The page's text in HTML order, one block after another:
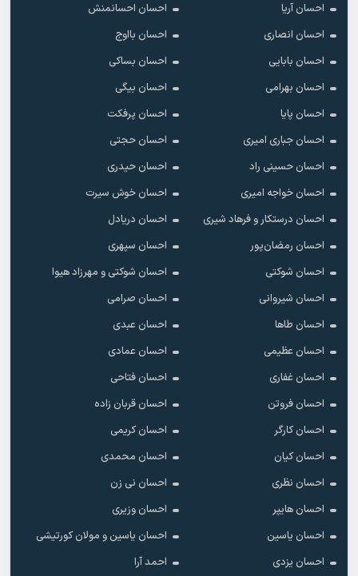
احسان آریا
احسان احسانمنش
احسان انصاری
احسان بااوج
احسان بابایی
احسان بساکی
احسان بهرامی
احسان بیگی
احسان پایا
احسان پرفکت
احسان جباری امیری
احسان حجتی
احسان حسینی راد
احسان حیدری
احسان خواجه امیری
احسان خوش سیرت
احسان درستکار و فرهاد شیرى
احسان دریادل
احسان رمضان‌پور
احسان سپهری
احسان شوکتی
احسان شوکتی و مهرزاد هیوا
احسان شیروانی
احسان صرامی
احسان طاها
احسان عبدی
احسان عظیمی
احسان عمادی
احسان غفاری
احسان فتاحی
احسان فروتن
احسان قربان زاده
احسان کارگر
احسان کریمی
احسان کیان
احسان محمدی
احسان نظری
احسان نی زن
احسان هایپر
احسان وزیری
احسان یاسین
احسان یاسین و مولان کورتیشی
احسان یزدی
احمد آرا